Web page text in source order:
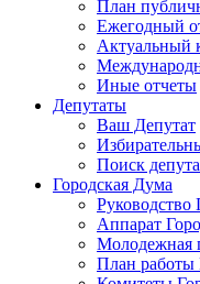
План
Ежегодный
Актуальный
Иные отчеты
Депутаты
Ваш Депутат
Поиск
Городская Дума
Аппарат
Молодежная
План работы